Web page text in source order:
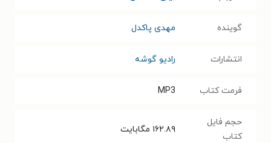
گوینده مهدی پاکدل
انتشارات رادیو گوشه
فرمت کتاب MP3
حجم فایل
کتاب
۱۶۲.۸۹ مگابایت